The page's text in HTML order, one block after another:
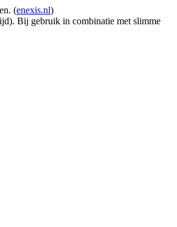
(enexis.nl)
Bij gebruik in combinatie met slimme